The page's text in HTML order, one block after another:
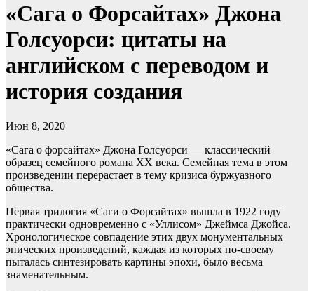
«Сага о Форсайтах» Джона
Голсуорси: цитаты на
английском с переводом и
история создания
Июн 8, 2020
«Сага о форсайтах» Джона Голсуорси — классический
образец семейного романа XX века. Семейная тема в этом
произведении перерастает в тему кризиса буржуазного
общества.
Первая трилогия «Саги о Форсайтах» вышла в 1922 году
практически одновременно с «Уллисом» Джеймса Джойса.
Хронологическое совпадение этих двух монументальных
эпических произведений, каждая из которых по-своему
пыталась синтезировать картины эпохи, было весьма
знаменательным.